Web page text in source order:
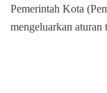
Pemerintah Kota
mengeluarkan aturan